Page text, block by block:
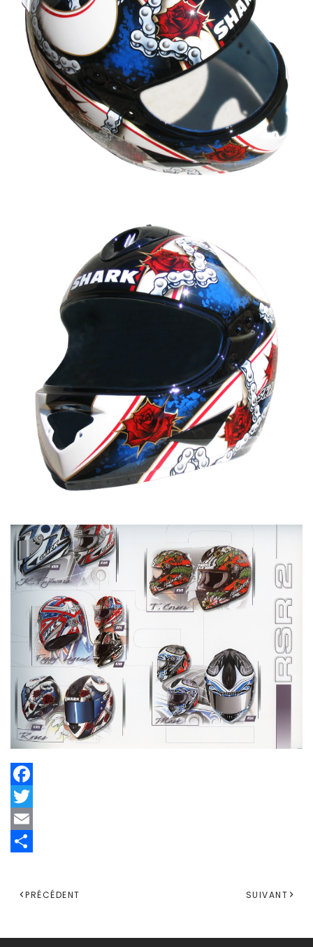
Facebook
Twitter
Email
PRÉCÉDENT SUIVANT